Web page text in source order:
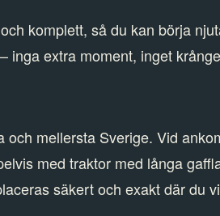
komplett, så du kan börja
inga extra moment, inget
mellersta Sverige. Vid
med traktor med långa
säkert och exakt där du